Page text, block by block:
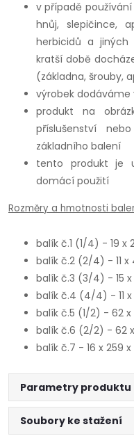
v případě
hnůj, slepičince,
herbicidů a
kratší době
(základna, šrouby,
výrobek dodáváme
produkt na
příslušenství
základního balení
tento produkt je
domácí použití
Rozměry a hmotnosti
balík č.1 (1/4) - 19 x
balík č.2 (2/4) - 11 x
balík č.3 (3/4) - 15 x
balík č.4 (4/4) - 11 x
balík č.5 (1/2) - 62 x
balík č.6 (2/2) - 62 x
balík č.7 - 16 x 259
Parametry produktu
Soubory ke stažení